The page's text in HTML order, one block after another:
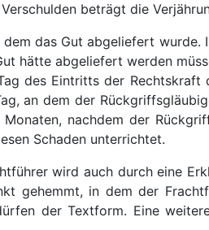
beträgt die
das Gut abgeliefert
hätte abgeliefert werden
des Eintritts der
an dem der
nachdem der
Schaden unterrichtet.
wird auch durch eine
gehemmt, in dem der
der Textform. Eine